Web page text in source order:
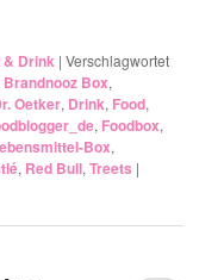
& Drink |Verschlagwortet
Brandnooz Box,
Oetker, Drink, Food,
, Foodbox,
Box,
, Red Bull,Treets |